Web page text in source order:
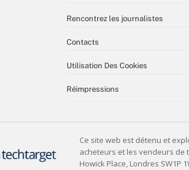
Rencontrez les journalistes
Contacts
Utilisation Des Cookies
Réimpressions